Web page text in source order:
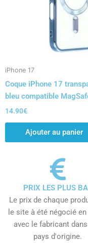
iPhone 17
Coque iPhone 17
bleu compatible
14.90€
Ajouter au panier
PRIX LES PLUS
Le prix de chaque
le site à été négocié
avec le fabricant
pays d'origine.